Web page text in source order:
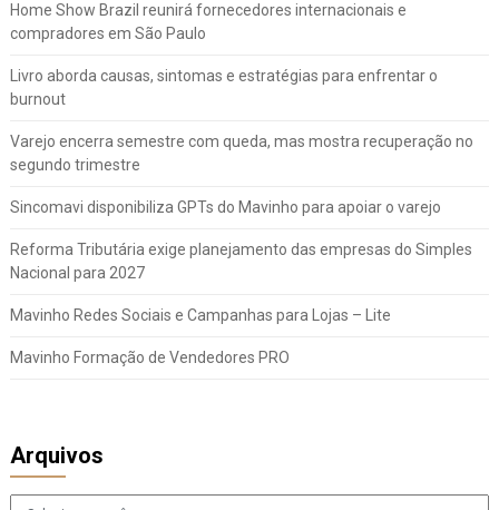
Home Show Brazil reunirá fornecedores internacionais e
compradores em São Paulo
Livro aborda causas, sintomas e estratégias para enfrentar o
burnout
Varejo encerra semestre com queda, mas mostra recuperação no
segundo trimestre
Sincomavi disponibiliza GPTs do Mavinho para apoiar o varejo
Reforma Tributária exige planejamento das empresas do Simples
Nacional para 2027
Mavinho Redes Sociais e Campanhas para Lojas – Lite
Mavinho Formação de Vendedores PRO
Arquivos
Arquivos